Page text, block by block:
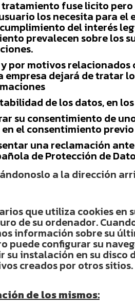
fuse licito
los necesita para
del interés
prevalecen sobre los
por motivos
empresa dejará de tratar
de los datos, en
su consentimiento de
el consentimiento
una reclamación
de Protección de
a la dirección
que utiliza cookies en
de su ordenador.
información sobre su
puede configurar su
su instalación en su
creados por otros
de los mismos: